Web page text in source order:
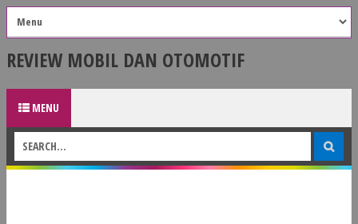
REVIEW MOBIL DAN OTOMOTIF
MENU